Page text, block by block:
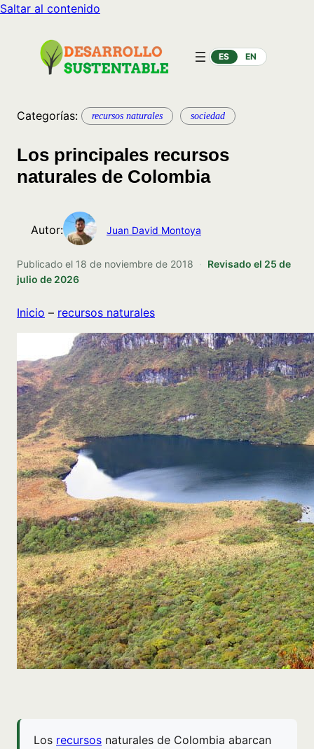
Saltar al contenido
ES EN
Categorías: recursos naturales sociedad
Los principales recursos
naturales de Colombia
Autor: Juan David Montoya
Publicado el 18 de noviembre de 2018 · Revisado el 25 de
julio de 2026
Inicio – recursos naturales
Los recursos naturales de Colombia abarcan